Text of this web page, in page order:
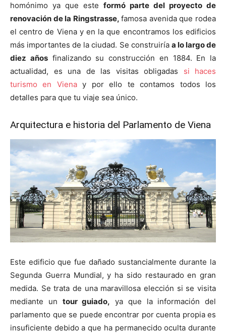
homónimo ya que este formó parte del proyecto de
renovación de la Ringstrasse,famosa avenida que rodea
el centro de Viena y en la que encontramos los edificios
más importantes de la ciudad. Se construiría a lo largo de
diez añosfinalizando su construcción en 1884. En la
actualidad, es una de las visitas obligadas si haces
turismo en Vienay por ello te contamos todos los
detalles para que tu viaje sea único.
Arquitectura e historia del Parlamento de Viena
Este edificio que fue dañado sustancialmente durante la
Segunda Guerra Mundial, y ha sido restaurado en gran
medida. Se trata de una maravillosa elección si se visita
mediante un tour guiado, ya que la información del
parlamento que se puede encontrar por cuenta propia es
insuficiente debido a que ha permanecido oculta durante